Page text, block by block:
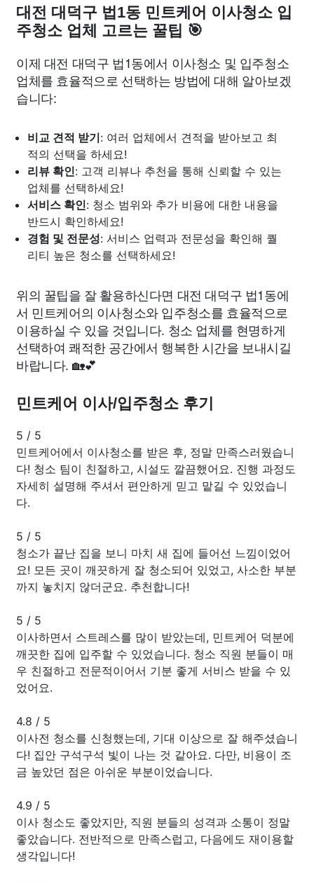
대전 대덕구 법1동 민트케어 이사청소 입
주청소 업체 고르는 꿀팁 🎯
이제 대전 대덕구 법1동에서 이사청소 및 입주청소
업체를 효율적으로 선택하는 방법에 대해 알아보겠
습니다:
비교 견적 받기: 여러 업체에서 견적을 받아보고 최
적의 선택을 하세요!
리뷰 확인: 고객 리뷰나 추천을 통해 신뢰할 수 있는
업체를 선택하세요!
서비스 확인: 청소 범위와 추가 비용에 대한 내용을
반드시 확인하세요!
경험 및 전문성: 서비스 업력과 전문성을 확인해 퀄
리티 높은 청소를 선택하세요!
위의 꿀팁을 잘 활용하신다면 대전 대덕구 법1동에
서 민트케어의 이사청소와 입주청소를 효율적으로
이용하실 수 있을 것입니다. 청소 업체를 현명하게
선택하여 쾌적한 공간에서 행복한 시간을 보내시길
바랍니다. 🏡💕
민트케어 이사/입주청소 후기
5 / 5
민트케어에서 이사청소를 받은 후, 정말 만족스러웠습니
다! 청소 팀이 친절하고, 시설도 깔끔했어요. 진행 과정도
자세히 설명해 주셔서 편안하게 믿고 맡길 수 있었습니
다.
5 / 5
청소가 끝난 집을 보니 마치 새 집에 들어선 느낌이었어
요! 모든 곳이 깨끗하게 잘 청소되어 있었고, 사소한 부분
까지 놓치지 않더군요. 추천합니다!
5 / 5
이사하면서 스트레스를 많이 받았는데, 민트케어 덕분에
깨끗한 집에 입주할 수 있었습니다. 청소 직원 분들이 매
우 친절하고 전문적이어서 기분 좋게 서비스 받을 수 있
었어요.
4.8 / 5
이사전 청소를 신청했는데, 기대 이상으로 잘 해주셨습니
다! 집안 구석구석 빛이 나는 것 같아요. 다만, 비용이 조
금 높았던 점은 아쉬운 부분이었습니다.
4.9 / 5
이사 청소도 좋았지만, 직원 분들의 성격과 소통이 정말
좋았습니다. 전반적으로 만족스럽고, 다음에도 재이용할
생각입니다!